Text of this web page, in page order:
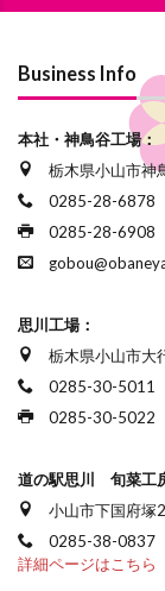
Business Info
本社・神鳥谷工場：
栃木県小山市神
0285-28-6878
0285-28-6908
思川工場：
栃木県小山市大
0285-30-5011
0285-30-5022
道の駅思川 旬菜工
小山市下国府塚
0285-38-0837
詳細ページはこちら